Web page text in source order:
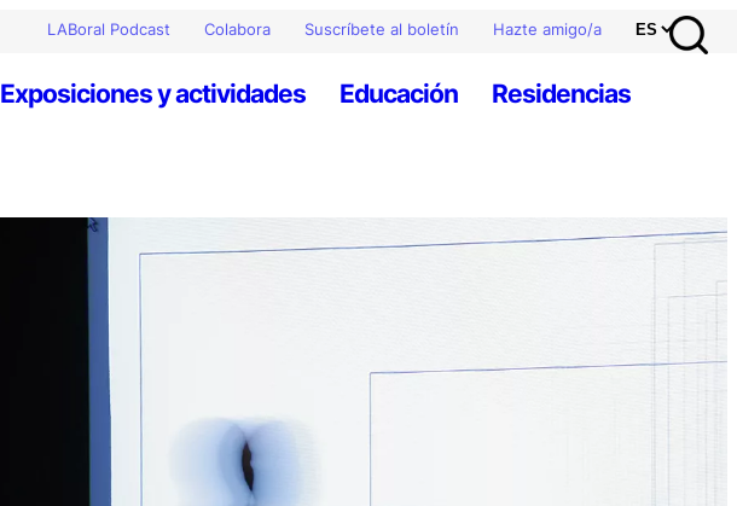
LABoral Podcast Colabora Suscríbete al boletín Hazte amigo/a
Exposiciones y actividades Educación Residencias